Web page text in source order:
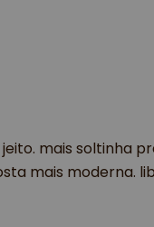
mais soltinha
mais moderna.